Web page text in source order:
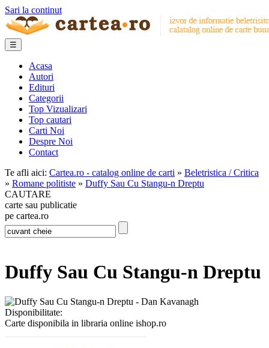
Sari la continut
☰
Acasa
Autori
Edituri
Categorii
Top Vizualizari
Top cautari
Carti Noi
Despre Noi
Contact
Te afli aici: Cartea.ro - catalog online de carti » Beletristica / Critica
» Romane politiste » Duffy Sau Cu Stangu-n Dreptu
CAUTARE
carte sau publicatie
pe cartea.ro
Duffy Sau Cu Stangu-n Dreptu
Disponibilitate:
Carte disponibila in libraria online ishop.ro